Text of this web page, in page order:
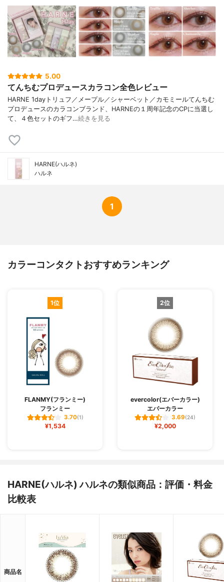
5.00
てんちむプロデュースカラコン全色レビュー
HARNE 1dayトリュフ／メープル／シャーベット／カモミールてんちむ
プロデュースのカラコンブランド、HARNEの１周年記念のCPに当選し
て、４色セットのギフ…続きを見る
HARNE(ハルネ)
ハルネ
1
カラーコンタクトおすすめランキング
1位
FLANMY(フランミー)
フランミー
3.70(1)
¥1,534
2位
evercolor(エバーカラー)
エバーカラー
3.69(24)
¥2,000
HARNE(ハルネ) ハルネの類似商品：評価・料金
比較表
商品名